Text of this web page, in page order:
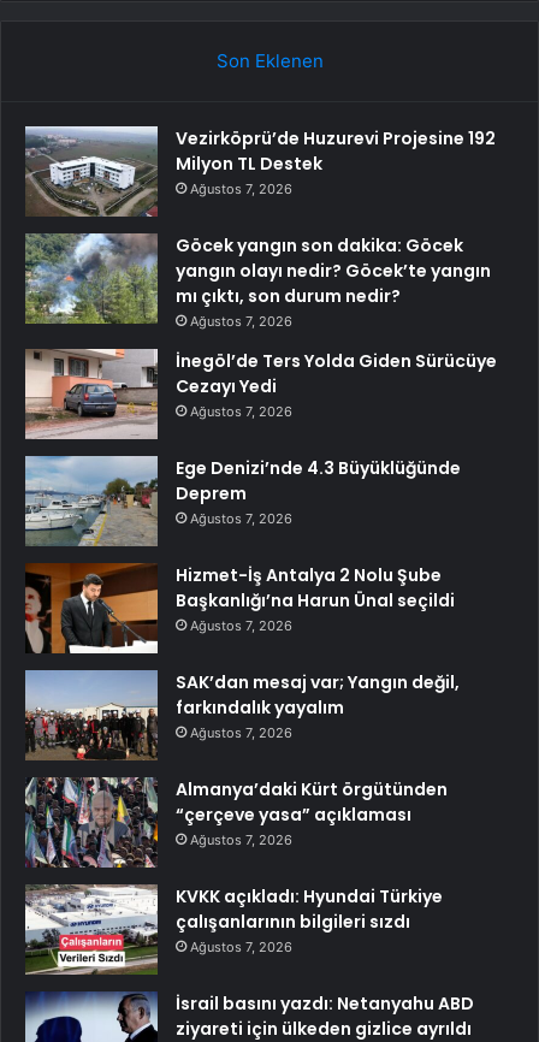
Son Eklenen
Vezirköprü’de Huzurevi Projesine 192
Milyon TL Destek
Ağustos 7, 2026
Göcek yangın son dakika: Göcek
yangın olayı nedir? Göcek’te yangın
mı çıktı, son durum nedir?
Ağustos 7, 2026
İnegöl’de Ters Yolda Giden Sürücüye
Cezayı Yedi
Ağustos 7, 2026
Ege Denizi’nde 4.3 Büyüklüğünde
Deprem
Ağustos 7, 2026
Hizmet-İş Antalya 2 Nolu Şube
Başkanlığı’na Harun Ünal seçildi
Ağustos 7, 2026
SAK’dan mesaj var; Yangın değil,
farkındalık yayalım
Ağustos 7, 2026
Almanya’daki Kürt örgütünden
“çerçeve yasa” açıklaması
Ağustos 7, 2026
KVKK açıkladı: Hyundai Türkiye
çalışanlarının bilgileri sızdı
Ağustos 7, 2026
İsrail basını yazdı: Netanyahu ABD
ziyareti için ülkeden gizlice ayrıldı